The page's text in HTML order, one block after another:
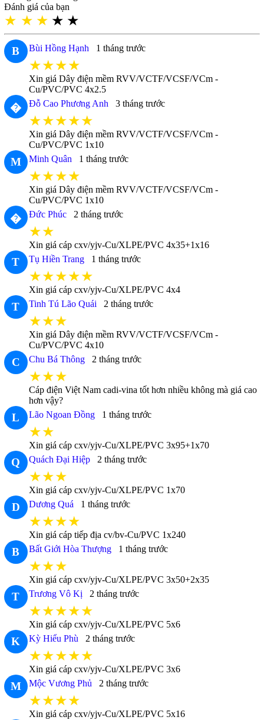
Đánh giá của bạn
★ ★ ★ ★ ★
B Bùi Hồng Hạnh 1 tháng trước
★★★★
Xin giá Dây điện mềm RVV/VCTF/VCSF/VCm -
Cu/PVC/PVC 4x2.5
� Đỗ Cao Phương Anh 3 tháng trước
★★★★★
Xin giá Dây điện mềm RVV/VCTF/VCSF/VCm -
Cu/PVC/PVC 1x10
M Minh Quân 1 tháng trước
★★★★
Xin giá Dây điện mềm RVV/VCTF/VCSF/VCm -
Cu/PVC/PVC 1x10
� Đức Phúc 2 tháng trước
★★
Xin giá cáp cxv/yjv-Cu/XLPE/PVC 4x35+1x16
T Tụ Hiền Trang 1 tháng trước
★★★★★
Xin giá cáp cxv/yjv-Cu/XLPE/PVC 4x4
T Tinh Tú Lão Quái 2 tháng trước
★★★
Xin giá Dây điện mềm RVV/VCTF/VCSF/VCm -
Cu/PVC/PVC 4x10
C Chu Bá Thông 2 tháng trước
★★★
Cáp điện Việt Nam cadi-vina tốt hơn nhiều không mà giá cao
hơn vậy?
L Lão Ngoan Đồng 1 tháng trước
★★
Xin giá cáp cxv/yjv-Cu/XLPE/PVC 3x95+1x70
Q Quách Đại Hiệp 2 tháng trước
★★★
Xin giá cáp cxv/yjv-Cu/XLPE/PVC 1x70
D Dương Quá 1 tháng trước
★★★★
Xin giá cáp tiếp địa cv/bv-Cu/PVC 1x240
B Bất Giới Hòa Thượng 1 tháng trước
★★★
Xin giá cáp cxv/yjv-Cu/XLPE/PVC 3x50+2x35
T Trương Vô Kị 2 tháng trước
★★★★★
Xin giá cáp cxv/yjv-Cu/XLPE/PVC 5x6
K Kỳ Hiểu Phù 2 tháng trước
★★★★★
Xin giá cáp cxv/yjv-Cu/XLPE/PVC 3x6
M Mộc Vương Phủ 2 tháng trước
★★★★
Xin giá cáp cxv/yjv-Cu/XLPE/PVC 5x16